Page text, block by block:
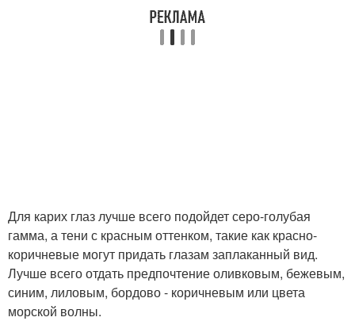
Для карих глаз лучше всего подойдет серо-голубая
гамма, а тени с красным оттенком, такие как красно-
коричневые могут придать глазам заплаканный вид.
Лучше всего отдать предпочтение оливковым, бежевым,
синим, лиловым, бордово - коричневым или цвета
морской волны.